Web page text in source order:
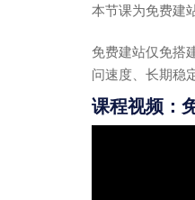
本节课为免费建
免费建站仅免搭
问速度、长期稳
课程视频：